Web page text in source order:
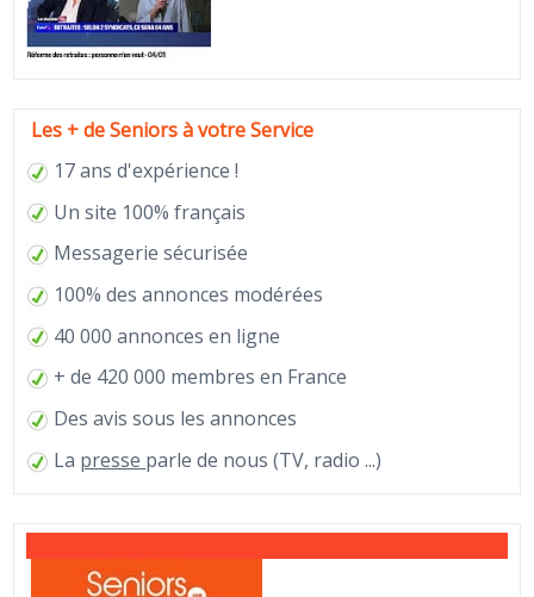
Les + de Seniors à votre Service
17 ans d'expérience !
Un site 100% français
Messagerie sécurisée
100% des annonces modérées
40 000 annonces en ligne
+ de 420 000 membres en France
Des avis sous les annonces
La presse parle de nous (TV, radio ...)